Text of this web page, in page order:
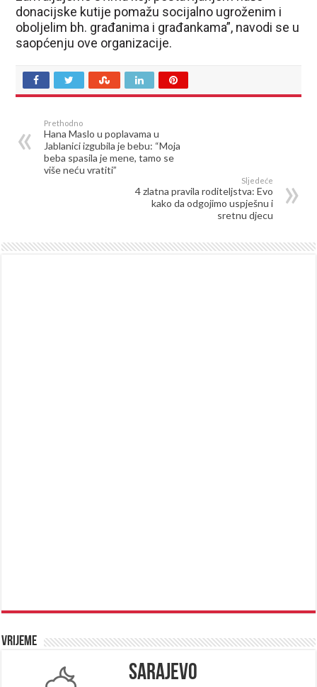
donacijske kutije pomažu socijalno ugroženim i
oboljelim bh. građanima i građankama”, navodi se u
saopćenju ove organizacije.
Prethodno
Hana Maslo u poplavama u
Jablanici izgubila je bebu: “Moja
beba spasila je mene, tamo se
više neću vratiti”
Sljedeće
4 zlatna pravila roditeljstva: Evo
kako da odgojimo uspješnu i
sretnu djecu
Vrijeme
Sarajevo